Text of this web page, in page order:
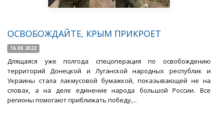
ОСВОБОЖДАЙТЕ, КРЫМ ПРИКРОЕТ
16.08.2022
Длящаяся уже полгода спецоперация по освобождению
территорий Донецкой и Луганской народных республик и
Украины стала лакмусовой бумажкой, показывающей не на
словах, а на деле единение народа большой России. Все
регионы помогают приближать победу,...